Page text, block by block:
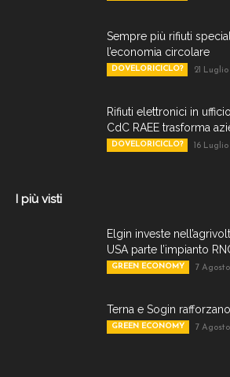
Sempre più rifiuti
l’economia circolare
DOVELORICICLO? 21
Rifiuti elettronici in
CdC RAEE trasforma
DOVELORICICLO? 16
I più visti
Elgin investe
USA parte l’impianto
GREEN ECONOMY 7
Terna e Sogin
GREEN ECONOMY 7